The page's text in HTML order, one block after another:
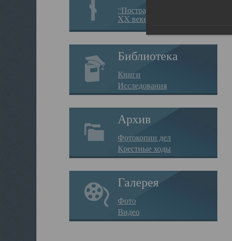
“Пострадавшие за веру в
XX веке на Севере”
Библиотека
Книги
Исследования
Архив
Фотокопии дел
Крестные ходы
Галерея
Фото
Видео